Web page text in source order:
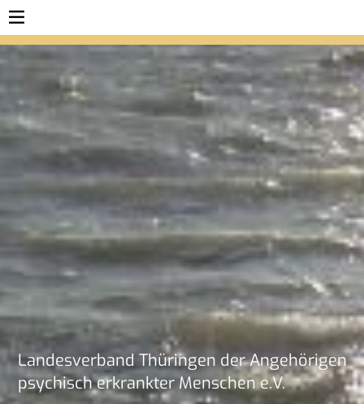
Lan­des­ver­band Thü­rin­gen der An­ge­hö­ri­gen
psy­chisch er­krank­ter Men­schen e.V.